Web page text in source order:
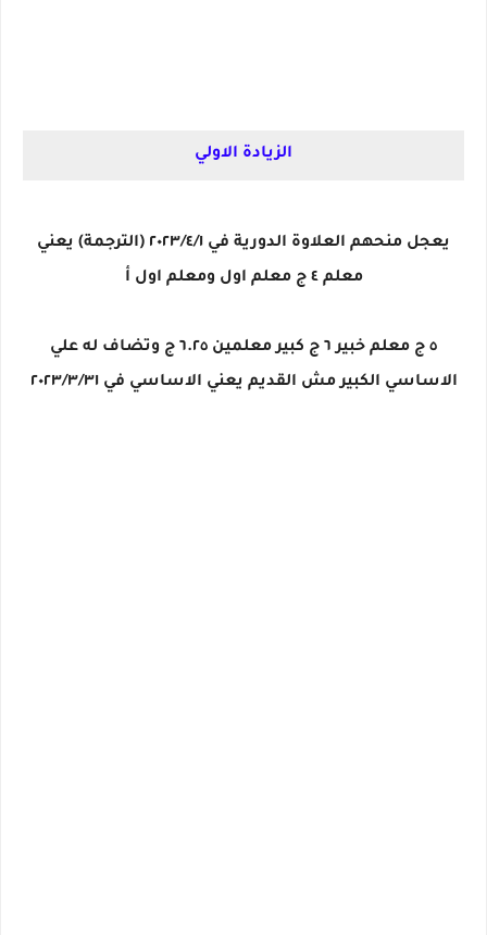
الزيادة الاولي
يعجل منحهم العلاوة الدورية في ٢٠٢٣/٤/١ (الترجمة) يعني
معلم ٤ ج معلم اول ومعلم اول أ
٥ ج معلم خبير ٦ ج كبير معلمين ٦.٢٥ ج وتضاف له علي
الاساسي الكبير مش القديم يعني الاساسي في ٢٠٢٣/٣/٣١